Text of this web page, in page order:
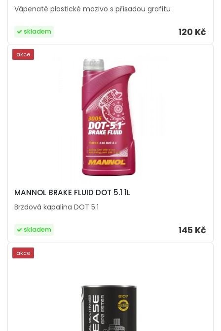
Vápenaté plastické mazivo s přísadou grafitu
120 Kč
skladem
MANNOL BRAKE FLUID DOT 5.1 1L
Brzdová kapalina DOT 5.1
145 Kč
skladem
akce
akce